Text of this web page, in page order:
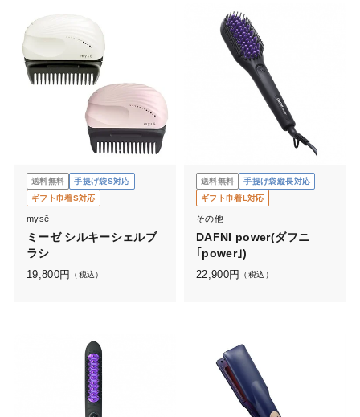
送料無料
手提げ袋S対応
ギフト巾着S対応
mysē
ミーゼ シルキーシェルブ
ラシ
19,800円 （税込）
送料無料
手提げ袋縦長対応
ギフト巾着L対応
その他
DAFNI power(ダフニ
｢power｣)
22,900円 （税込）